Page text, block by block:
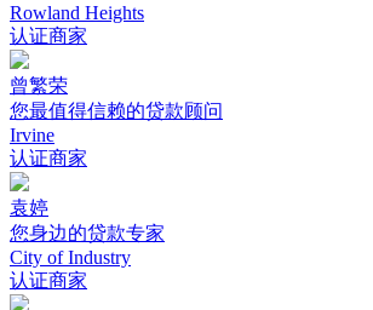
Rowland Heights
认证商家
曾繁荣
您最值得信赖的贷款顾问
Irvine
认证商家
袁婷
您身边的贷款专家
City of Industry
认证商家